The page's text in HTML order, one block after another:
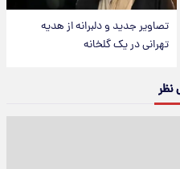
تصاویر جدید و دلبرانه از هدیه
تهرانی در یک گلخانه
نظر